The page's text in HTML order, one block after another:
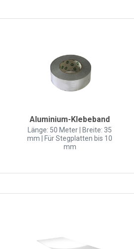
Aluminium-Klebeband
Länge: 50 Meter | Breite: 35
mm | Für Stegplatten bis 10
mm